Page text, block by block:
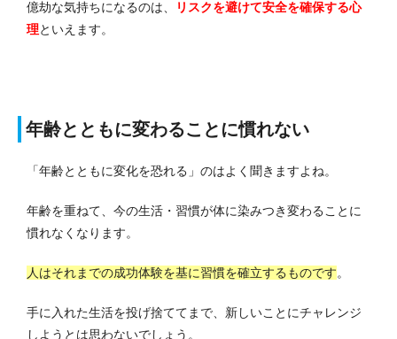
億劫な気持ちになるのは、
リスクを避けて安全を確保する心
理といえます。
年齢とともに変わることに慣れない
「年齢とともに変化を恐れる」のはよく聞きますよね。
年齢を重ねて、今の生活・習慣が体に染みつき変わることに
慣れなくなります。
人はそれまでの成功体験を基に習慣を確立するものです。
手に入れた生活を投げ捨ててまで、新しいことにチャレンジ
しようとは思わないでしょう。